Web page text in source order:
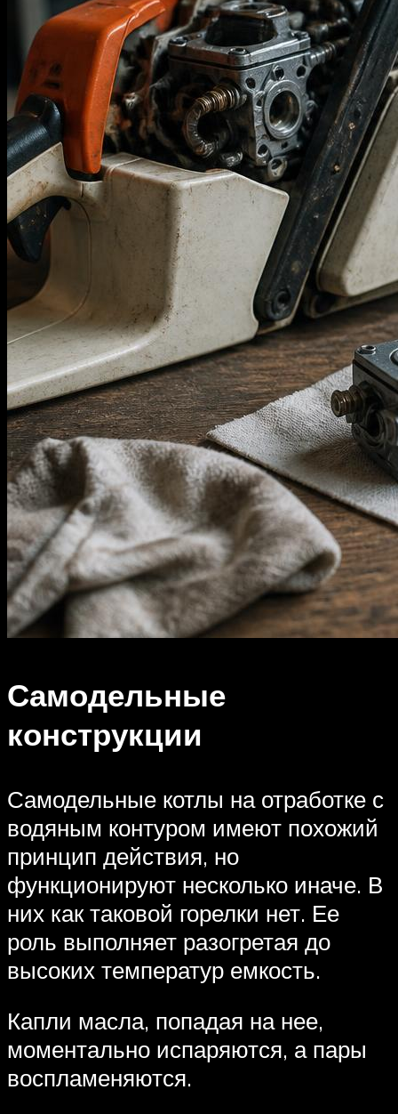
Самодельные
конструкции
Самодельные котлы на отработке с
водяным контуром имеют похожий
принцип действия, но
функционируют несколько иначе. В
них как таковой горелки нет. Ее
роль выполняет разогретая до
высоких температур емкость.
Капли масла, попадая на нее,
моментально испаряются, а пары
воспламеняются.